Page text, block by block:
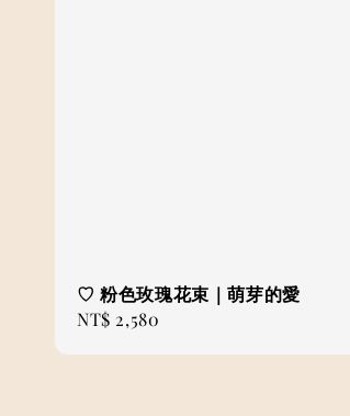
♡ 粉色玫瑰花束｜萌芽的愛
Regular
NT$ 2,580